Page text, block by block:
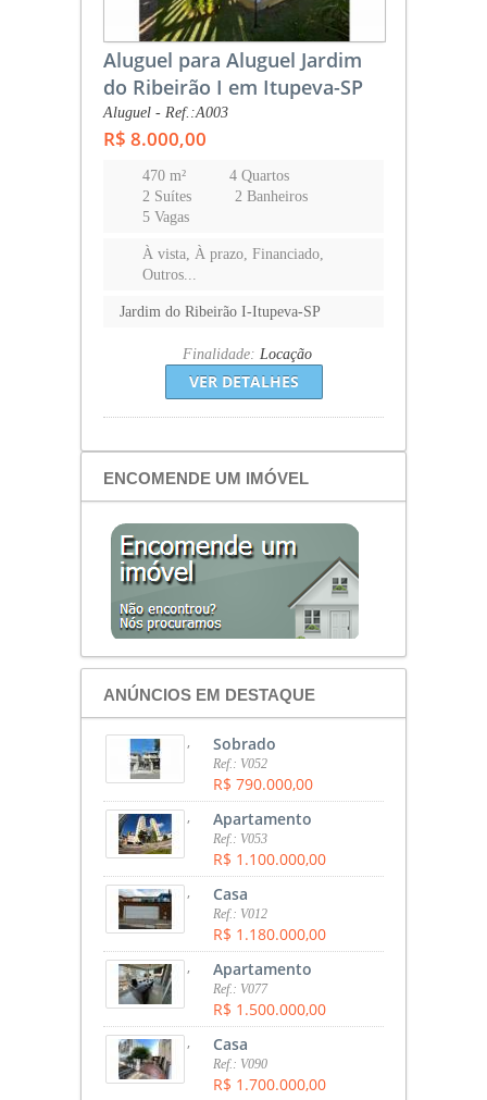
Aluguel para Aluguel Jardim
do Ribeirão I em Itupeva-SP
Aluguel - Ref.:A003
R$ 8.000,00
470 m²
4 Quartos
2 Suítes
2 Banheiros
5 Vagas
À vista, À prazo, Financiado,
Outros...
Jardim do Ribeirão I-Itupeva-SP
Finalidade: Locação
VER DETALHES
ENCOMENDE UM IMÓVEL
ANÚNCIOS EM DESTAQUE
, Sobrado
Ref.: V052
R$ 790.000,00
, Apartamento
Ref.: V053
R$ 1.100.000,00
, Casa
Ref.: V012
R$ 1.180.000,00
, Apartamento
Ref.: V077
R$ 1.500.000,00
, Casa
Ref.: V090
R$ 1.700.000,00